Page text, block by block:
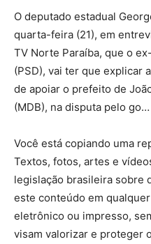
O deputado estadual
quarta-feira (21), em
TV Norte Paraíba, que o
(PSD), vai ter que explicar
de apoiar o prefeito de
(MDB), na disputa pelo go…
Você está copiando uma
Textos, fotos, artes e
legislação brasileira sobre
este conteúdo em
eletrônico ou impresso,
visam valorizar e proteger